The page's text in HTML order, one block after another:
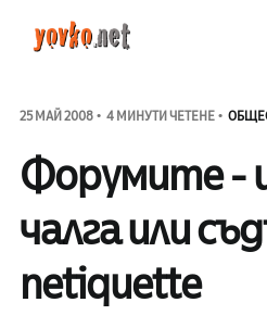
25 МАЙ 2008 4 МИНУТИ ЧЕТЕНЕ
Форумите -
чалга или
netiquette